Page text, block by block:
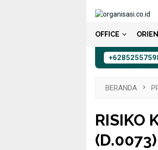
OFFICE
BERANDA
RISIKO
(D.0073)